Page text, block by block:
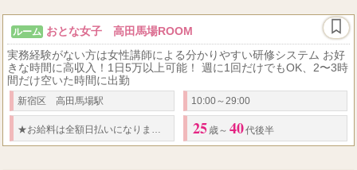
・150分24000円
・延 30分6000円
...
ルーム おとな女子 高田馬場ROOM
実務経験がない方は女性講師による分かりやすい研修システム お好
きな時間に高収入！1日5万以上可能！ 週に1回だけでもOK、2〜3時
間だけ空いた時間に出勤
新宿区 高田馬場駅 10:00～29:00
★お給料は全額日払いになります 歩合制60 ％～70％
25 歳～ 40代後半